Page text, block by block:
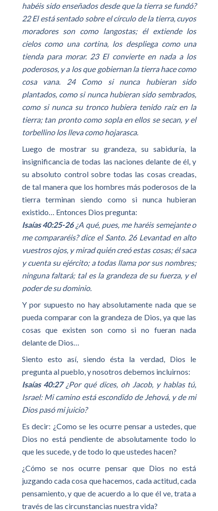
habéis sido enseñados desde que la tierra se fundó?
22 El está sentado sobre el círculo de la tierra, cuyos
moradores son como langostas; él extiende los
cielos como una cortina, los despliega como una
tienda para morar. 23 El convierte en nada a los
poderosos, y a los que gobiernan la tierra hace como
cosa vana. 24 Como si nunca hubieran sido
plantados, como si nunca hubieran sido sembrados,
como si nunca su tronco hubiera tenido raíz en la
tierra; tan pronto como sopla en ellos se secan, y el
torbellino los lleva como hojarasca.
Luego de mostrar su grandeza, su sabiduría, la
insignificancia de todas las naciones delante de él, y
su absoluto control sobre todas las cosas creadas,
de tal manera que los hombres más poderosos de la
tierra terminan siendo como si nunca hubieran
existido… Entonces Dios pregunta:
Isaías 40:25-26 ¿A qué, pues, me haréis semejante o
me compararéis? dice el Santo. 26 Levantad en alto
vuestros ojos, y mirad quién creó estas cosas; él saca
y cuenta su ejército; a todas llama por sus nombres;
ninguna faltará; tal es la grandeza de su fuerza, y el
poder de su dominio.
Y por supuesto no hay absolutamente nada que se
pueda comparar con la grandeza de Dios, ya que las
cosas que existen son como si no fueran nada
delante de Dios…
Siento esto así, siendo ésta la verdad, Dios le
pregunta al pueblo, y nosotros debemos incluirnos:
Isaías 40:27 ¿Por qué dices, oh Jacob, y hablas tú,
Israel: Mi camino está escondido de Jehová, y de mi
Dios pasó mi juicio?
Es decir: ¿Como se les ocurre pensar a ustedes, que
Dios no está pendiente de absolutamente todo lo
que les sucede, y de todo lo que ustedes hacen?
¿Cómo se nos ocurre pensar que Dios no está
juzgando cada cosa que hacemos, cada actitud, cada
pensamiento, y que de acuerdo a lo que él ve, trata a
través de las circunstancias nuestra vida?